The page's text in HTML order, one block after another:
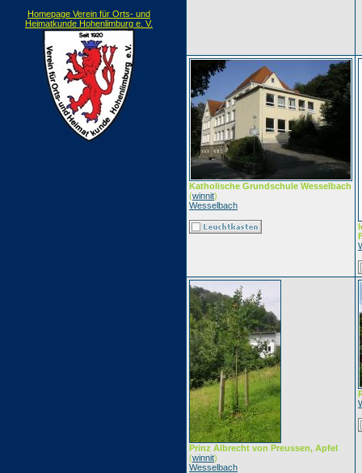
Homepage Verein für Orts- und
Heimatkunde Hohenlimburg e. V.
Katholische Grundschule Wesselbach
(winnit)
Wesselbach
Prinz Albrecht von Preussen, Apfel
(winnit)
Wesselbach